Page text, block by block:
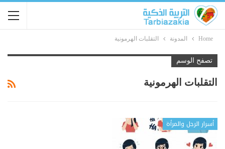
Home المدونة التقلبات الهرمونية
تصفح الوسم
التقلبات الهرمونية
أسرار الرجل والمرأة